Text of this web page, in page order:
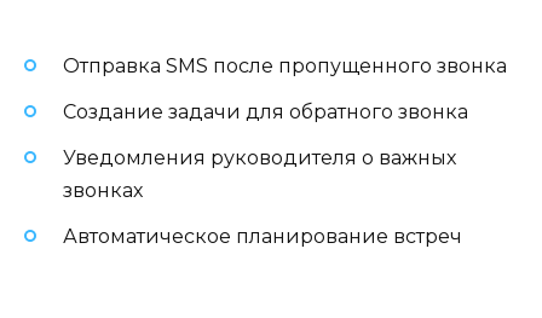
Отправка SMS после пропущенного звонка
Создание задачи для обратного звонка
Уведомления руководителя о важных
звонках
Автоматическое планирование встреч